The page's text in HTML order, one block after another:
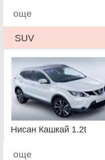
още
SUV
Нисан Кашкай 1.2t
още